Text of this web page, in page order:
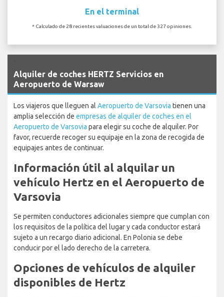
En el terminal
* Calculado de 28 recientes valuaciones de un total de 327 opiniones.
Alquiler de coches HERTZ Servicios en
Aeropuerto de Warsaw
Los viajeros que lleguen al Aeropuerto de Varsovia tienen una
amplia selección de empresas de alquiler de coches en el
Aeropuerto de Varsovia para elegir su coche de alquiler. Por
favor, recuerde recoger su equipaje en la zona de recogida de
equipajes antes de continuar.
Información útil al alquilar un
vehículo Hertz en el Aeropuerto de
Varsovia
Se permiten conductores adicionales siempre que cumplan con
los requisitos de la política del lugar y cada conductor estará
sujeto a un recargo diario adicional. En Polonia se debe
conducir por el lado derecho de la carretera.
Opciones de vehículos de alquiler
disponibles de Hertz